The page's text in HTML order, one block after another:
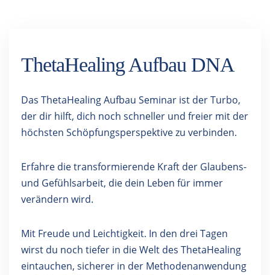
ThetaHealing Aufbau DNA
Das ThetaHealing Aufbau Seminar ist der Turbo,
der dir hilft, dich noch schneller und freier mit der
höchsten Schöpfungsperspektive zu verbinden.
Erfahre die transformierende Kraft der Glaubens-
und Gefühlsarbeit, die dein Leben für immer
verändern wird.
Mit Freude und Leichtigkeit. In den drei Tagen
wirst du noch tiefer in die Welt des ThetaHealing
eintauchen, sicherer in der Methodenanwendung